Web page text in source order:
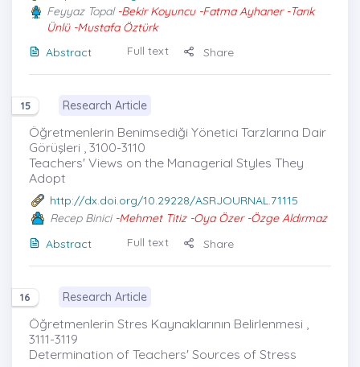
Feyyaz Topal-Bekir Koyuncu -Fatma Ayhaner -Tarık
Ünlü -Mustafa Öztürk
Abstract
Full text Share
15 Research Article
Öğretmenlerin Benimsediği Yönetici Tarzlarına Dair
Görüşleri , 3100-3110
Teachers' Views on the Managerial Styles They
Adopt
http://dx.doi.org/10.29228/ASRJOURNAL.71115
Recep Binici-Mehmet Titiz -Oya Özer -Özge Aldırmaz
Abstract
Full text Share
16 Research Article
Öğretmenlerin Stres Kaynaklarının Belirlenmesi ,
3111-3119
Determination of Teachers' Sources of Stress